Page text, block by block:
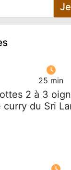
25 min
2 à 3
du Sri